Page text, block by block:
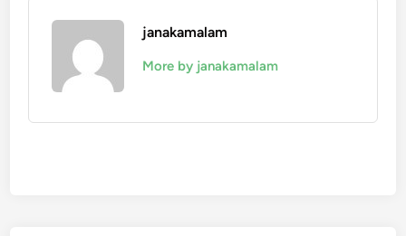
janakamalam
More by janakamalam